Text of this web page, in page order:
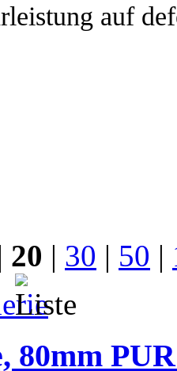
auf
| 20 | 30 | 50 |
80mm